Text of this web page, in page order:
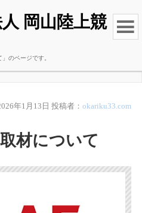
岡山陸上競
のページです。
年1月13日 投稿者：okariku33.com
材について